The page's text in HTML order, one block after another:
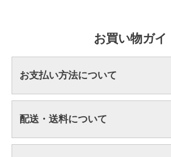
お買い物ガイ
お支払い方法について
配送・送料について